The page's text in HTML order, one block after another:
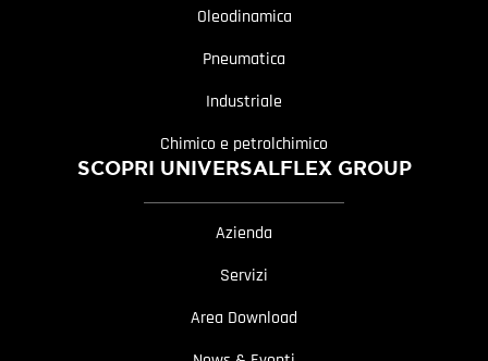
Oleodinamica
Pneumatica
Industriale
Chimico e petrolchimico
SCOPRI UNIVERSALFLEX GROUP
Azienda
Servizi
Area Download